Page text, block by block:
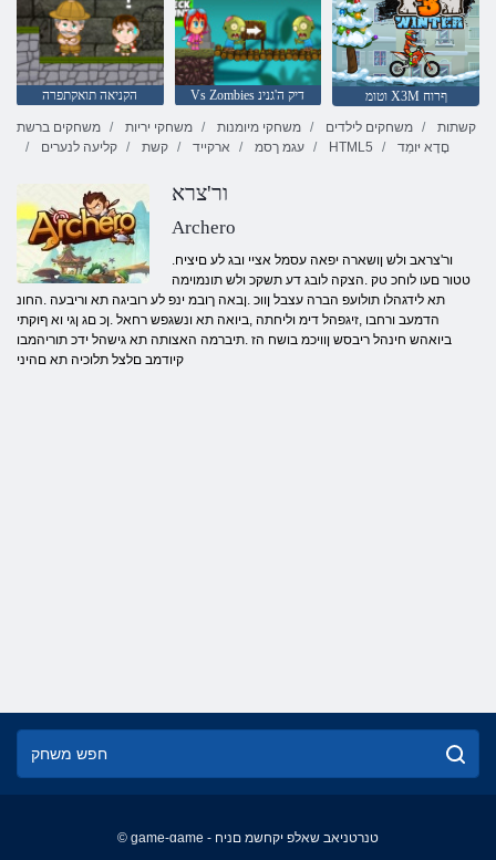
הקניאה תואקתפרה Vs Zombies דיק ה'גנינ
וטומ X3M ףרוח
משחקים ברשת
משחקי יריות משחקי מיומנות משחקים לילדים
קשתות
קליעה לנערים
קשת ארקייד עגמ ךסמ HTML5 םָדָא יּומְד
ור'צרא
Archero
.ור'צראב ולש ןושארה יפאה עסמל אציי ובג לע םיציח
טטור םעו לוחכ טק .הצקה לובג דע תשקכ ולש תונמוימה
תא לידגהלו תולועפ הברה עצבל ןווכ .ןבאה ךובמ ינפ לע רוביגה תא וריבעה .החונ
הדמעב ורחבו ,זיגפהל דימ וליחתה ,ביואה תא ונשגפש רחאל .ןכ םג ןגי וא ףוקתי
ביואהש חינהל ריבסש ןוויכמ בושח הז .תיברמה האצותה תא גישהל ידכ תוריהמבו
קיודמב םלצל תלוכיה תא םהיני
© game-game - טנרטניאב שאלפ יקחשמ םניח